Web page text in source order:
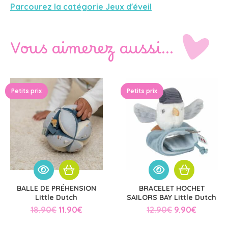
Parcourez la catégorie Jeux d'éveil
Vous aimerez aussi…
Petits prix
BALLE DE PRÉHENSION
Little Dutch
18.90€ Le
11.90€Le
Petits prix
BRACELET HOCHET
SAILORS BAY Little Dutch
12.90€ Le
9.90€Le